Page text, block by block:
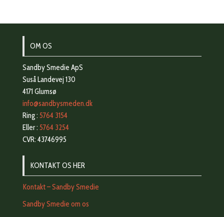
OM OS
Sandby Smedie ApS
Suså Landevej 130
4171 Glumsø
info@sandbysmeden.dk
Ring : 5764 3154
Eller : 5764 3254
CVR: 43746995
KONTAKT OS HER
Kontakt – Sandby Smedie
Sandby Smedie om os